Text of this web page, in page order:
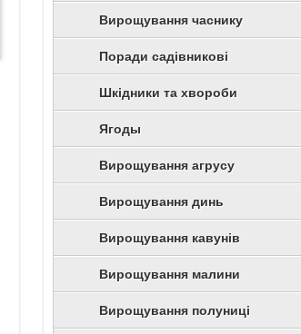
Вирощування часнику
Поради садівникові
Шкідники та хвороби
Ягоды
Вирощування агрусу
Вирощування динь
Вирощування кавунів
Вирощування малини
Вирощування полуниці